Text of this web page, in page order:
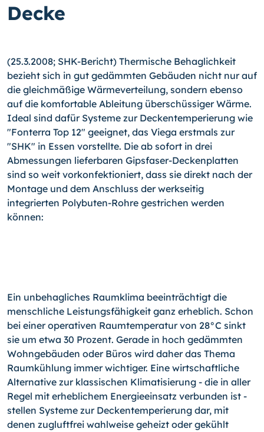
Decke
(25.3.2008; SHK-Bericht) Thermische Behaglichkeit
bezieht sich in gut gedämmten Gebäuden nicht nur auf
die gleichmäßige Wärmeverteilung, sondern ebenso
auf die komfortable Ableitung überschüssiger Wärme.
Ideal sind dafür Systeme zur Deckentemperierung wie
"Fonterra Top 12" geeignet, das Viega erstmals zur
"SHK" in Essen vorstellte. Die ab sofort in drei
Abmessungen lieferbaren Gipsfaser-Deckenplatten
sind so weit vorkonfektioniert, dass sie direkt nach der
Montage und dem Anschluss der werkseitig
integrierten Polybuten-Rohre gestrichen werden
können:
Ein unbehagliches Raumklima beeinträchtigt die
menschliche Leistungsfähigkeit ganz erheblich. Schon
bei einer operativen Raumtemperatur von 28°C sinkt
sie um etwa 30 Prozent. Gerade in hoch gedämmten
Wohngebäuden oder Büros wird daher das Thema
Raumkühlung immer wichtiger. Eine wirtschaftliche
Alternative zur klassischen Klimatisierung - die in aller
Regel mit erheblichem Energieeinsatz verbunden ist -
stellen Systeme zur Deckentemperierung dar, mit
denen zugluftfrei wahlweise geheizt oder gekühlt